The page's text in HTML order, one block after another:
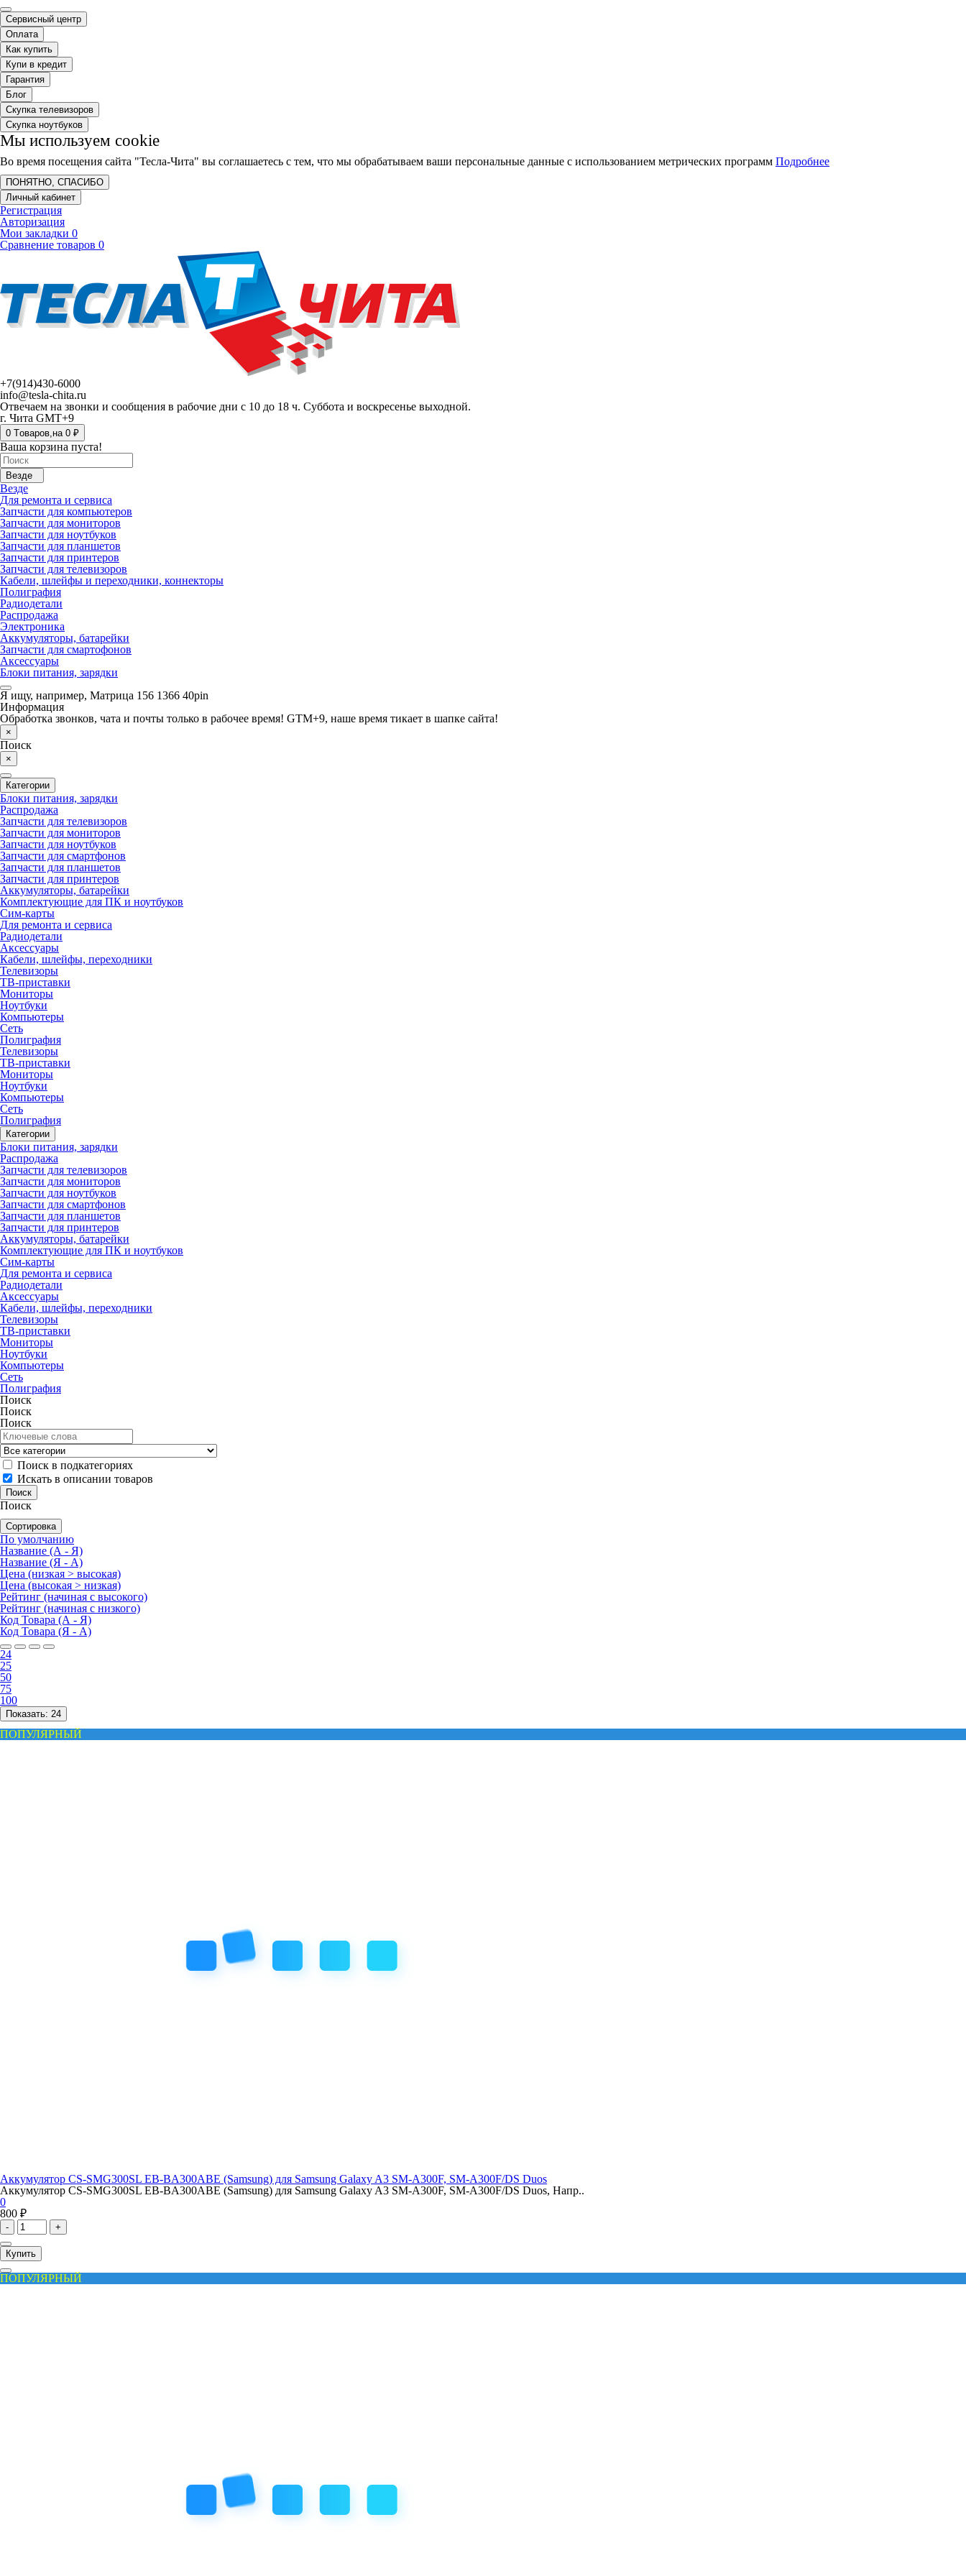
Сервисный центр
Оплата
Как купить
Купи в кредит
Гарантия
Блог
Скупка телевизоров
Скупка ноутбуков
Мы используем cookie
Во время посещения сайта "Тесла-Чита" вы соглашаетесь с тем, что мы обрабатываем ваши персональные данные с использованием метрических программ Подробнее
ПОНЯТНО, СПАСИБО
Личный кабинет
Регистрация
Авторизация
Мои закладки 0
Сравнение товаров 0
+7(914)430-6000
info@tesla-chita.ru
Отвечаем на звонки и сообщения в рабочие дни с 10 до 18 ч. Суббота и воскресенье выходной.
г. Чита GMT+9
0 Tоваров,на 0 ₽
Ваша корзина пуста!
Везде
Везде
Для ремонта и сервиса
Запчасти для компьютеров
Запчасти для мониторов
Запчасти для ноутбуков
Запчасти для планшетов
Запчасти для принтеров
Запчасти для телевизоров
Кабели, шлейфы и переходники, коннекторы
Полиграфия
Радиодетали
Распродажа
Электроника
Аккумуляторы, батарейки
Запчасти для смартофонов
Аксессуары
Блоки питания, зарядки
Я ищу, например, Матрица 156 1366 40pin
Информация
Обработка звонков, чата и почты только в рабочее время! GTM+9, наше время тикает в шапке сайта!
×
Поиск
×
Категории
Блоки питания, зарядки
Распродажа
Запчасти для телевизоров
Запчасти для мониторов
Запчасти для ноутбуков
Запчасти для смартфонов
Запчасти для планшетов
Запчасти для принтеров
Аккумуляторы, батарейки
Комплектующие для ПК и ноутбуков
Сим-карты
Для ремонта и сервиса
Радиодетали
Аксессуары
Кабели, шлейфы, переходники
Телевизоры
ТВ-приставки
Мониторы
Ноутбуки
Компьютеры
Сеть
Полиграфия
Телевизоры
ТВ-приставки
Мониторы
Ноутбуки
Компьютеры
Сеть
Полиграфия
Категории
Блоки питания, зарядки
Распродажа
Запчасти для телевизоров
Запчасти для мониторов
Запчасти для ноутбуков
Запчасти для смартфонов
Запчасти для планшетов
Запчасти для принтеров
Аккумуляторы, батарейки
Комплектующие для ПК и ноутбуков
Сим-карты
Для ремонта и сервиса
Радиодетали
Аксессуары
Кабели, шлейфы, переходники
Телевизоры
ТВ-приставки
Мониторы
Ноутбуки
Компьютеры
Сеть
Полиграфия
Поиск
Поиск
Поиск
Поиск в подкатегориях
Искать в описании товаров
Поиск
Сортировка
По умолчанию
Название (А - Я)
Название (Я - А)
Цена (низкая > высокая)
Цена (высокая > низкая)
Рейтинг (начиная с высокого)
Рейтинг (начиная с низкого)
Код Товара (А - Я)
Код Товара (Я - А)
24
25
50
75
100
Показать: 24
ПОПУЛЯРНЫЙ
Аккумулятор CS-SMG300SL EB-BA300ABE (Samsung) для Samsung Galaxy A3 SM-A300F, SM-A300F/DS Duos
Аккумулятор CS-SMG300SL EB-BA300ABE (Samsung) для Samsung Galaxy A3 SM-A300F, SM-A300F/DS Duos, Напр..
0
800 ₽
- +
Купить
ПОПУЛЯРНЫЙ